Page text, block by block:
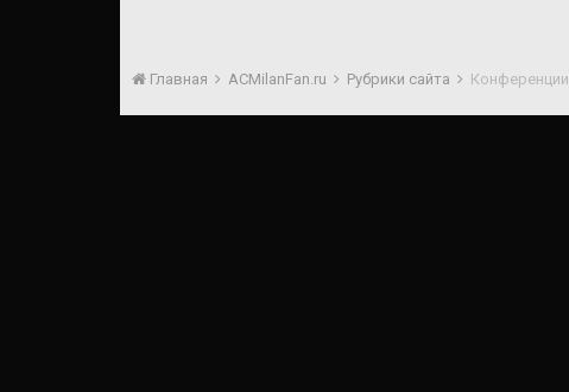
Главная ACMilanFan.ru Рубрики сайта Конференции